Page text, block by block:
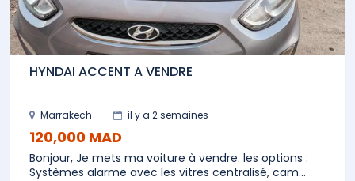
HYNDAI ACCENT A VENDRE
Marrakech il y a 2 semaines
120,000 MAD
Bonjour, Je mets ma voiture à vendre. les options :
Systèmes alarme avec les vitres centralisé, cam...